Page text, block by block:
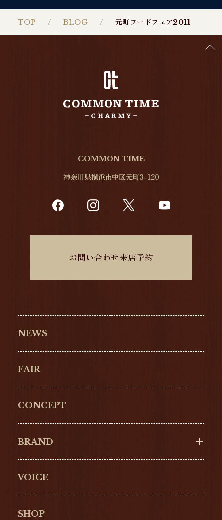
TOP BLOG 元町フードフェア2011
NEWS
FAIR
CONCEPT
BRAND
Cartier
VOICE
SHOP
COMMON TIME
神奈川県横浜市中区元町3-120
お問い合わせ来店予約